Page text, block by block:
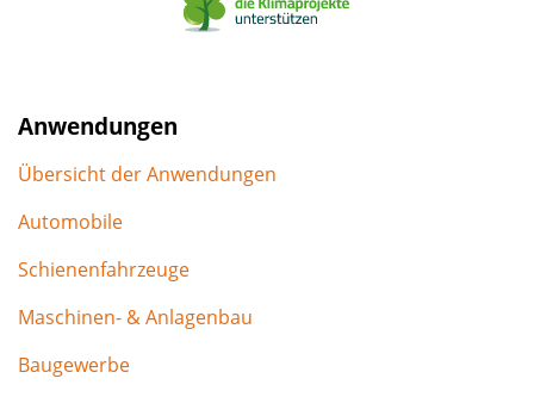
Anwendungen
Übersicht der Anwendungen
Automobile
Schienenfahrzeuge
Maschinen- & Anlagenbau
Baugewerbe